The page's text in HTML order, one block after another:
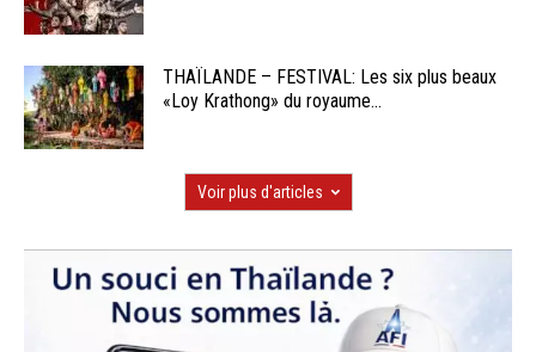
THAÏLANDE – FESTIVAL: Les six plus beaux
«Loy Krathong» du royaume...
Voir plus d'articles